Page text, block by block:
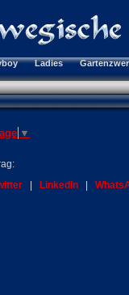
Ladies
▼
LinkedIn